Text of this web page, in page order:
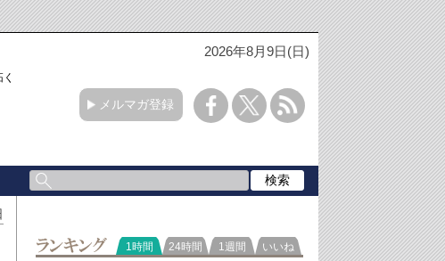
2026年8月9日(日)
「3
メルマガ登録
ランキング
1時間 24時間 1週間 いいね